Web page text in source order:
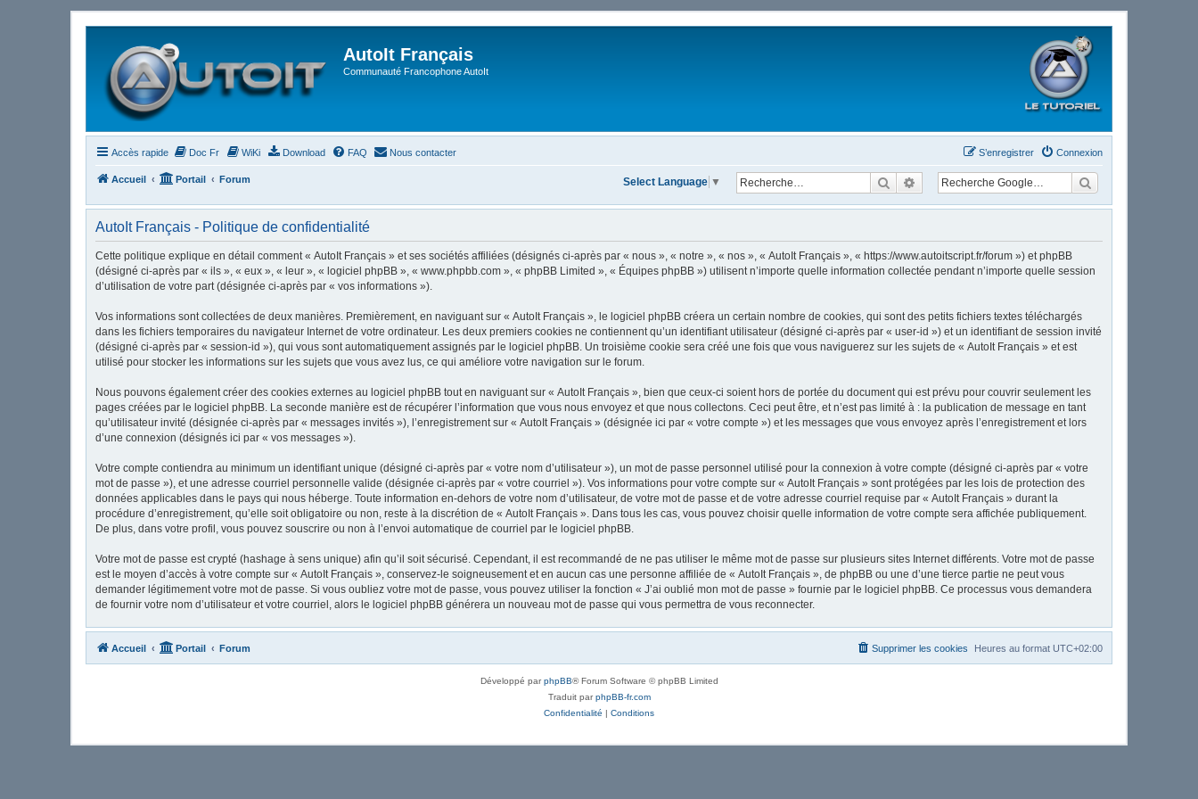
AutoIt Français
Communauté Francophone AutoIt
Accès rapide Doc Fr WiKi Download FAQ Nous contacter Connexion
S’enregistrer
Accueil Portail Forum RechercherRecherche avancée
Select Language ▼
AutoIt Français - Politique de confidentialité
Cette politique explique en détail comment « AutoIt Français » et ses sociétés affiliées (désignés ci-après par « nous », « notre », « nos », « AutoIt Français », « https://www.autoitscript.fr/forum ») et phpBB
(désigné ci-après par « ils », « eux », « leur », « logiciel phpBB », « www.phpbb.com », « phpBB Limited », « Équipes phpBB ») utilisent n’importe quelle information collectée pendant n’importe quelle session
d’utilisation de votre part (désignée ci-après par « vos informations »).
Vos informations sont collectées de deux manières. Premièrement, en naviguant sur « AutoIt Français », le logiciel phpBB créera un certain nombre de cookies, qui sont des petits fichiers textes téléchargés
dans les fichiers temporaires du navigateur Internet de votre ordinateur. Les deux premiers cookies ne contiennent qu’un identifiant utilisateur (désigné ci-après par « user-id ») et un identifiant de session invité
(désigné ci-après par « session-id »), qui vous sont automatiquement assignés par le logiciel phpBB. Un troisième cookie sera créé une fois que vous naviguerez sur les sujets de « AutoIt Français » et est
utilisé pour stocker les informations sur les sujets que vous avez lus, ce qui améliore votre navigation sur le forum.
Nous pouvons également créer des cookies externes au logiciel phpBB tout en naviguant sur « AutoIt Français », bien que ceux-ci soient hors de portée du document qui est prévu pour couvrir seulement les
pages créées par le logiciel phpBB. La seconde manière est de récupérer l’information que vous nous envoyez et que nous collectons. Ceci peut être, et n’est pas limité à : la publication de message en tant
qu’utilisateur invité (désignée ci-après par « messages invités »), l’enregistrement sur « AutoIt Français » (désignée ici par « votre compte ») et les messages que vous envoyez après l’enregistrement et lors
d’une connexion (désignés ici par « vos messages »).
Votre compte contiendra au minimum un identifiant unique (désigné ci-après par « votre nom d’utilisateur »), un mot de passe personnel utilisé pour la connexion à votre compte (désigné ci-après par « votre
mot de passe »), et une adresse courriel personnelle valide (désignée ci-après par « votre courriel »). Vos informations pour votre compte sur « AutoIt Français » sont protégées par les lois de protection des
données applicables dans le pays qui nous héberge. Toute information en-dehors de votre nom d’utilisateur, de votre mot de passe et de votre adresse courriel requise par « AutoIt Français » durant la
procédure d’enregistrement, qu’elle soit obligatoire ou non, reste à la discrétion de « AutoIt Français ». Dans tous les cas, vous pouvez choisir quelle information de votre compte sera affichée publiquement.
De plus, dans votre profil, vous pouvez souscrire ou non à l’envoi automatique de courriel par le logiciel phpBB.
Votre mot de passe est crypté (hashage à sens unique) afin qu’il soit sécurisé. Cependant, il est recommandé de ne pas utiliser le même mot de passe sur plusieurs sites Internet différents. Votre mot de passe
est le moyen d’accès à votre compte sur « AutoIt Français », conservez-le soigneusement et en aucun cas une personne affiliée de « AutoIt Français », de phpBB ou une d’une tierce partie ne peut vous
demander légitimement votre mot de passe. Si vous oubliez votre mot de passe, vous pouvez utiliser la fonction « J’ai oublié mon mot de passe » fournie par le logiciel phpBB. Ce processus vous demandera
de fournir votre nom d’utilisateur et votre courriel, alors le logiciel phpBB générera un nouveau mot de passe qui vous permettra de vous reconnecter.
Accueil Portail Forum Heures au format UTC+02:00
Supprimer les cookies
Développé parphpBB® Forum Software © phpBB Limited
Traduit parphpBB-fr.com
Confidentialité | Conditions